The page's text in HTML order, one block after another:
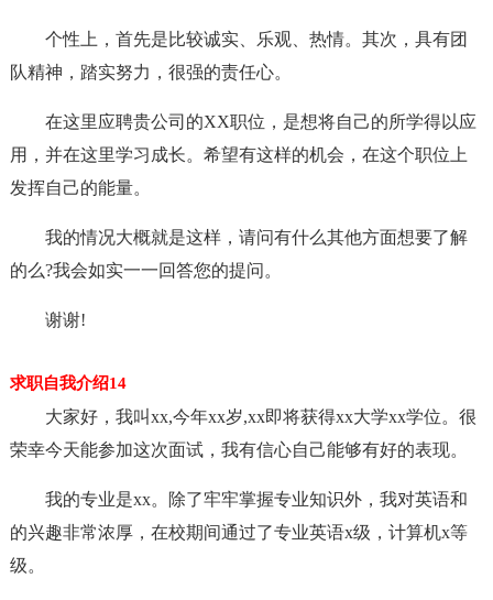
个性上，首先是比较诚实、乐观、热情。其次，具有团
队精神，踏实努力，很强的责任心。
在这里应聘贵公司的XX职位，是想将自己的所学得以应
用，并在这里学习成长。希望有这样的机会，在这个职位上
发挥自己的能量。
我的情况大概就是这样，请问有什么其他方面想要了解
的么?我会如实一一回答您的提问。
谢谢!
求职自我介绍14
大家好，我叫xx,今年xx岁,xx即将获得xx大学xx学位。很
荣幸今天能参加这次面试，我有信心自己能够有好的表现。
我的专业是xx。除了牢牢掌握专业知识外，我对英语和
的兴趣非常浓厚，在校期间通过了专业英语x级，计算机x等
级。